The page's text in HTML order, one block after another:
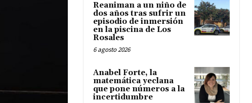
Reaniman a un niño de
dos años tras sufrir un
episodio de inmersión
en la piscina de Los
Rosales
6 agosto 2026
Anabel Forte, la
matemática yeclana
que pone números a la
incertidumbre